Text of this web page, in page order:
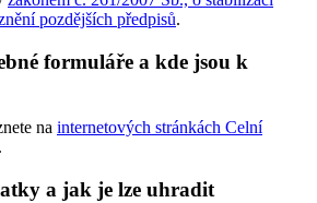
pozdějších předpisů.
formuláře a kde jsou k
na internetových stránkách Celní
a jak je lze uhradit